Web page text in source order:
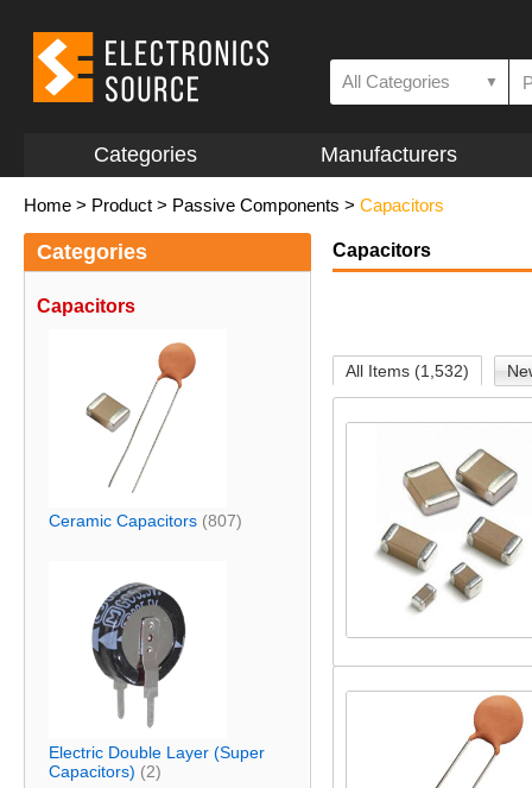
All Categories ▼
Categories Manufacturers
Home > Product > Passive Components > Capacitors
Categories
Capacitors
Ceramic Capacitors (807)
Electric Double Layer (Super
Capacitors) (2)
Capacitors
All Items (1,532)